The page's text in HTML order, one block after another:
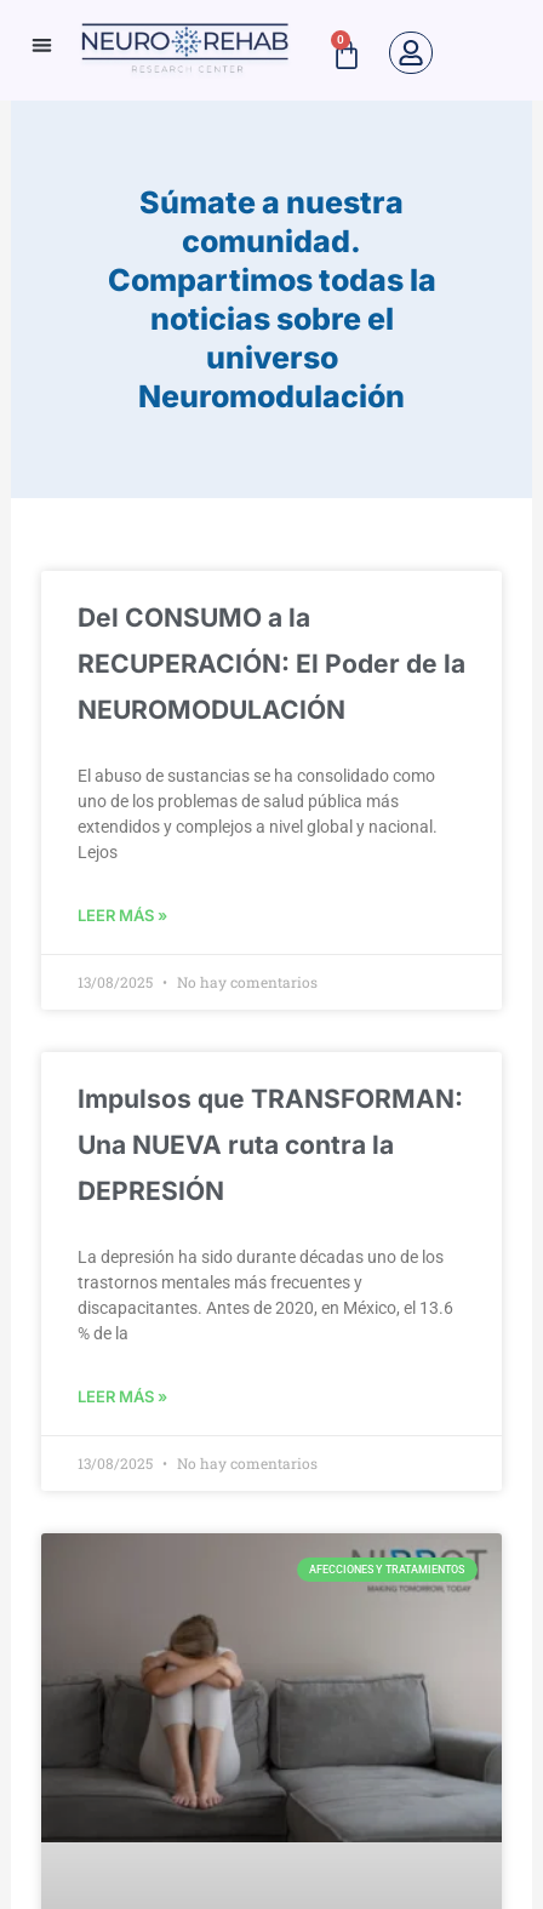
0
Cart
Súmate a nuestra
comunidad.
Compartimos todas la
noticias sobre el
universo
Neuromodulación
Del CONSUMO a la
RECUPERACIÓN: El Poder de la
NEUROMODULACIÓN
El abuso de sustancias se ha consolidado como
uno de los problemas de salud pública más
extendidos y complejos a nivel global y nacional.
Lejos
LEER MÁS »
13/08/2025 No hay comentarios
Impulsos que TRANSFORMAN:
Una NUEVA ruta contra la
DEPRESIÓN
La depresión ha sido durante décadas uno de los
trastornos mentales más frecuentes y
discapacitantes. Antes de 2020, en México, el 13.6
% de la
LEER MÁS »
13/08/2025 No hay comentarios
AFECCIONES Y TRATAMIENTOS